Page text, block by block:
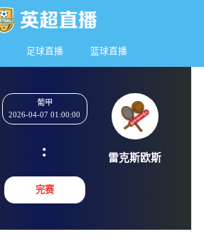
足球直播 篮球直播
葡甲
2026-04-07 01:00:00
:
完赛